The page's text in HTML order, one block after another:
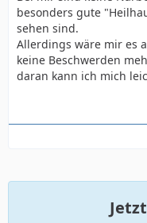
besonders gute
sehen sind.
Allerdings wäre mir es
keine Beschwerden
daran kann ich mich